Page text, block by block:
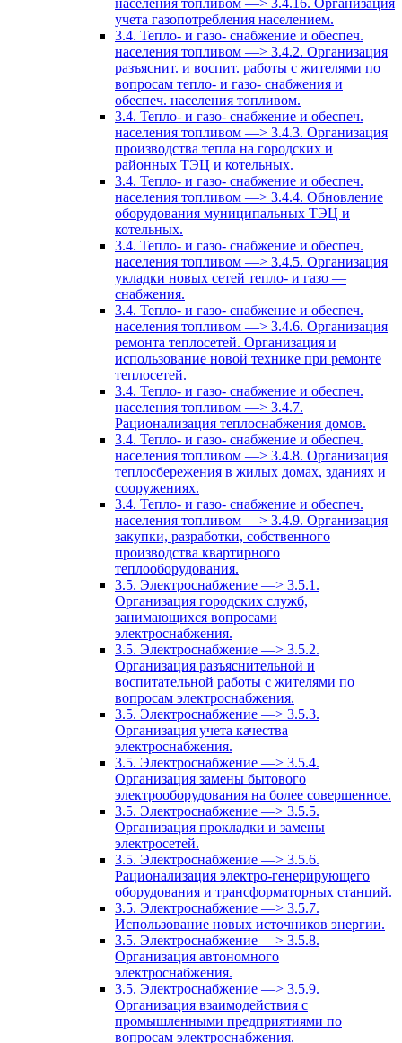
учета газопотребления населением.
3.4. Тепло- и газо- снабжение и обеспеч.
населения топливом —> 3.4.2. Организация
разъяснит. и воспит. работы с жителями по
вопросам тепло- и газо- снабжения и
обеспеч. населения топливом.
3.4. Тепло- и газо- снабжение и обеспеч.
населения топливом —> 3.4.3. Организация
производства тепла на городских и
районных ТЭЦ и котельных.
3.4. Тепло- и газо- снабжение и обеспеч.
населения топливом —> 3.4.4. Обновление
оборудования муниципальных ТЭЦ и
котельных.
3.4. Тепло- и газо- снабжение и обеспеч.
населения топливом —> 3.4.5. Организация
укладки новых сетей тепло- и газо —
снабжения.
3.4. Тепло- и газо- снабжение и обеспеч.
населения топливом —> 3.4.6. Организация
ремонта теплосетей. Организация и
использование новой технике при ремонте
теплосетей.
3.4. Тепло- и газо- снабжение и обеспеч.
населения топливом —> 3.4.7.
Рационализация теплоснабжения домов.
3.4. Тепло- и газо- снабжение и обеспеч.
населения топливом —> 3.4.8. Организация
теплосбережения в жилых домах, зданиях и
сооружениях.
3.4. Тепло- и газо- снабжение и обеспеч.
населения топливом —> 3.4.9. Организация
закупки, разработки, собственного
производства квартирного
теплооборудования.
3.5. Электроснабжение —> 3.5.1.
Организация городских служб,
занимающихся вопросами
электроснабжения.
3.5. Электроснабжение —> 3.5.2.
Организация разъяснительной и
воспитательной работы с жителями по
вопросам электроснабжения.
3.5. Электроснабжение —> 3.5.3.
Организация учета качества
электроснабжения.
3.5. Электроснабжение —> 3.5.4.
Организация замены бытового
электрооборудования на более совершенное.
3.5. Электроснабжение —> 3.5.5.
Организация прокладки и замены
электросетей.
3.5. Электроснабжение —> 3.5.6.
Рационализация электро-генерирующего
оборудования и трансформаторных станций.
3.5. Электроснабжение —> 3.5.7.
Использование новых источников энергии.
3.5. Электроснабжение —> 3.5.8.
Организация автономного
электроснабжения.
3.5. Электроснабжение —> 3.5.9.
Организация взаимодействия с
промышленными предприятиями по
вопросам электроснабжения.